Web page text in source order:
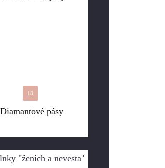
Diamantové pásy
18